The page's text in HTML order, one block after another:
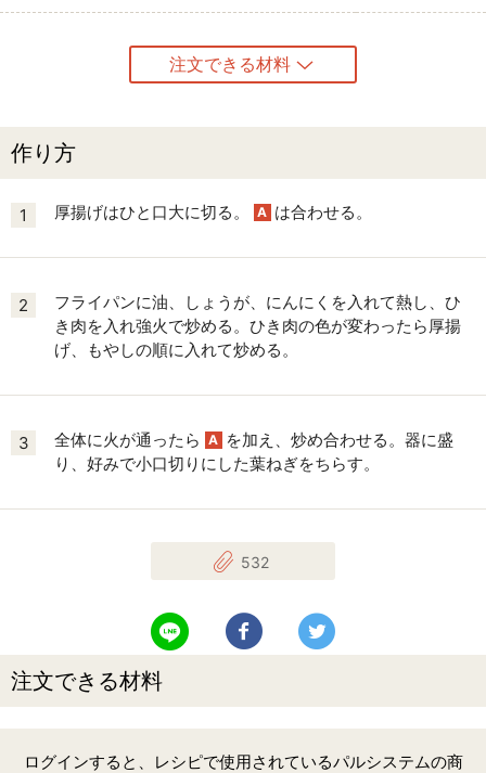
注文できる材料
作り方
1 厚揚げはひと口大に切る。 A は合わせる。
2
フライパンに油、しょうが、にんにくを入れて熱し、ひ
き肉を入れ強火で炒める。ひき肉の色が変わったら厚揚
げ、もやしの順に入れて炒める。
3 全体に火が通ったら A を加え、炒め合わせる。器に盛
り、好みで小口切りにした葉ねぎをちらす。
532
LINEで送る Facebookでシェアする
注文できる材料
ログインすると、レシピで使用されているパルシステムの商